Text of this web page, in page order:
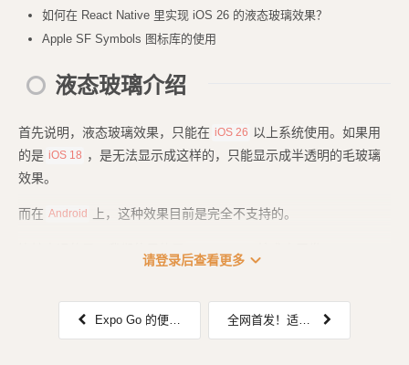
如何在 React Native 里实现 iOS 26 的液态玻璃效果？
Apple SF Symbols 图标库的使用
液态玻璃介绍
首先说明，液态玻璃效果，只能在 iOS 26 以上系统使用。如果用
的是 iOS 18 ，是无法显示成这样的，只能显示成半透明的毛玻璃
效果。
而在 Android 上，这种效果目前是完全不支持的。
请登录后查看更多 expand_more